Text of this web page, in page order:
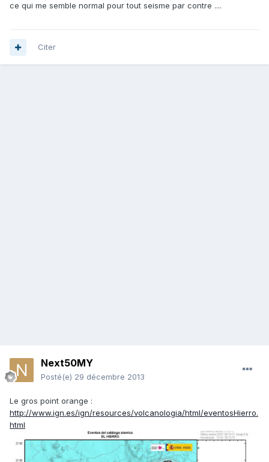
ce qui me semble normal pour tout seisme par contre ....
Citer
Next50MY
Posté(e) 29 décembre 2013
Le gros point orange :
http://www.ign.es/ign/resources/volcanologia/html/eventosHierro.
html